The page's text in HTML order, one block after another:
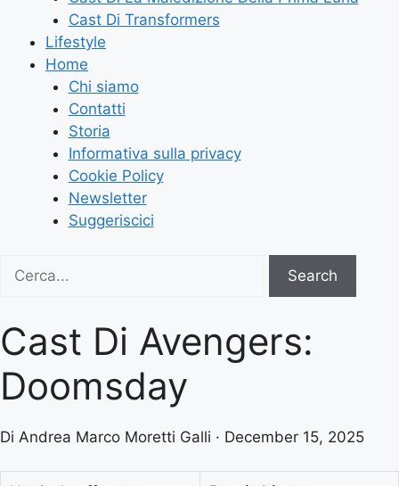
Cast Di Transformers
Lifestyle
Home
Chi siamo
Contatti
Storia
Informativa sulla privacy
Cookie Policy
Newsletter
Suggeriscici
for:
Search
Cast Di Avengers:
Doomsday
Di Andrea Marco Moretti Galli · December 15, 2025